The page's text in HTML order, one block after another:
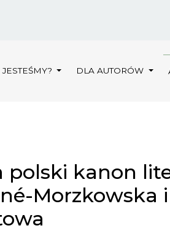
DLA AUTORÓW
polski kanon
Morzkowska